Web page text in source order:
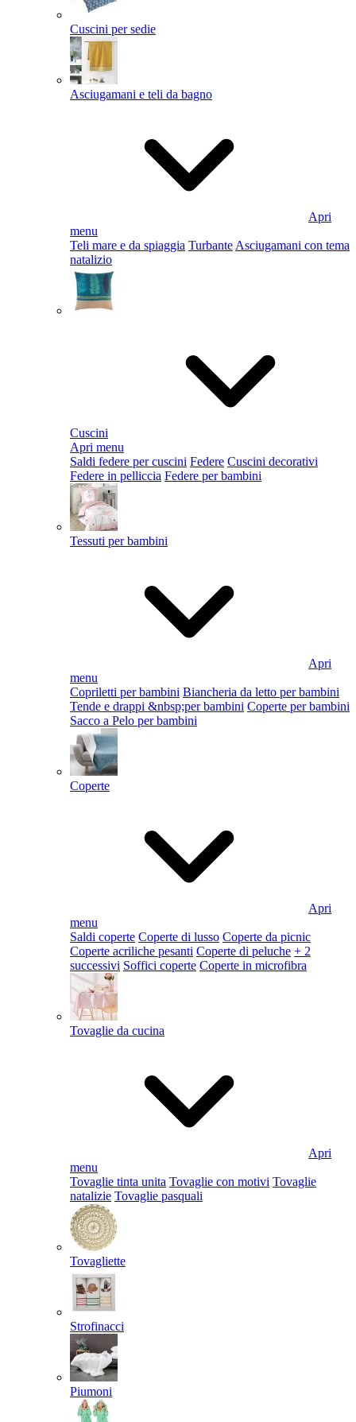
Cuscini per sedie
Asciugamani e teli da bagno
Apri
menu
Teli mare e da spiaggia Turbante Asciugamani con tema
natalizio
Cuscini
Apri menu
Saldi federe per cuscini Federe Cuscini decorativi
Federe in pelliccia Federe per bambini
Tessuti per bambini
Apri
menu
Copriletti per bambini Biancheria da letto per bambini
Tende e drappi &nbsp;per bambini Coperte per bambini
Sacco a Pelo per bambini
Coperte
Apri
menu
Saldi coperte Coperte di lusso Coperte da picnic
Coperte acriliche pesanti Coperte di peluche + 2
successivi Soffici coperte Coperte in microfibra
Tovaglie da cucina
Apri
menu
Tovaglie tinta unita Tovaglie con motivi Tovaglie
natalizie Tovaglie pasquali
Tovagliette
Strofinacci
Piumoni